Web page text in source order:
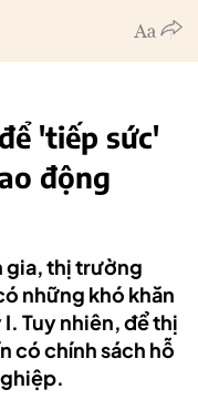
'tiếp sức'
động
gia, thị trường
những khó khăn
Tuy nhiên, để thị
có chính sách hỗ